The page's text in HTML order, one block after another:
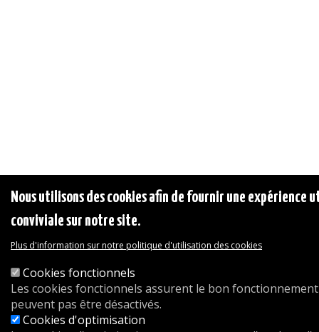
Nous utilisons des cookies afin de fournir une
conviviale sur notre site.
Plus d'information sur notre politique d'utilisation des cookies
Cookies fonctionnels
Les cookies fonctionnels assurent le bon
peuvent pas être désactivés.
Cookies d'optimisation